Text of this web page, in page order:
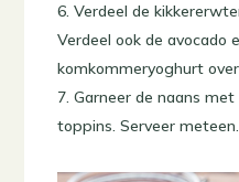
Verdeel de
Verdeel ook de avocado
komkommeryoghurt
Garneer de naans
toppins. Serveer meteen.